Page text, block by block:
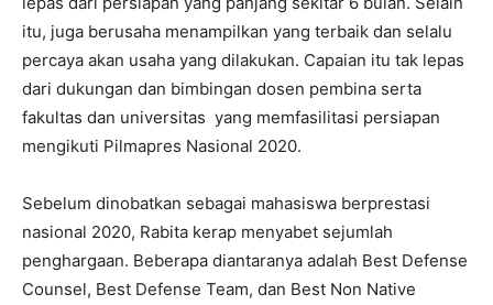
itu, juga berusaha menampilkan yang terbaik dan selalu
percaya akan usaha yang dilakukan. Capaian itu tak lepas
dari dukungan dan bimbingan dosen pembina serta
fakultas dan universitas yang memfasilitasi persiapan
mengikuti Pilmapres Nasional 2020.
Sebelum dinobatkan sebagai mahasiswa berprestasi
nasional 2020, Rabita kerap menyabet sejumlah
penghargaan. Beberapa diantaranya adalah Best Defense
Counsel, Best Defense Team, dan Best Non Native